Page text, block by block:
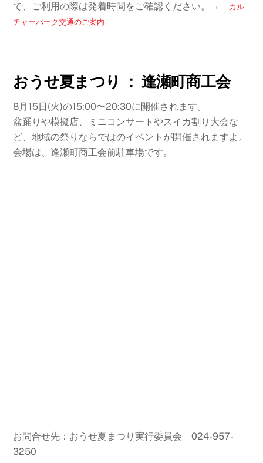
で、ご利用の際は発着時間をご確認ください。→
カル
チャーパーク交通のご案内
おうせ夏まつり ： 逢瀬町商工会
8月15日(火)の15:00〜20:30に開催されます。
盆踊りや模擬店、ミニコンサートやスイカ割り大会な
ど、地域の祭りならではのイベントが開催されますよ。
会場は、逢瀬町商工会前駐車場です。
お問合せ先：おうせ夏まつり実行委員会 024-957-
3250